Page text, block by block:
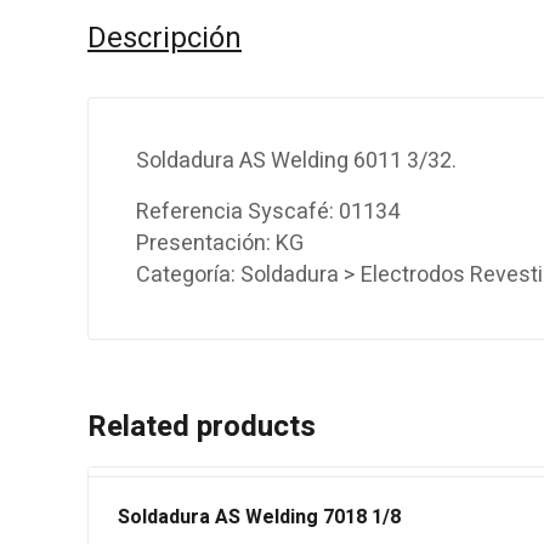
Descripción
Soldadura AS Welding 6011 3/32.
Referencia Syscafé: 01134
Presentación: KG
Categoría: Soldadura > Electrodos
Related products
Soldadura AS Welding 7018 1/8